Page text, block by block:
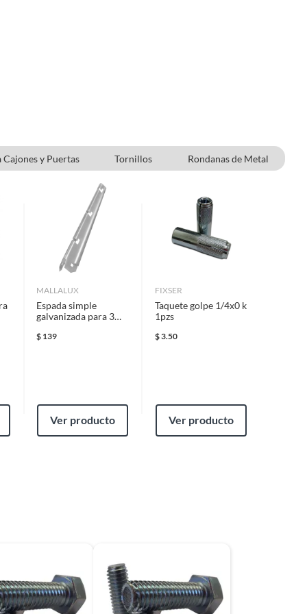
Cajones y Puertas Tornillos
Rondanas de Metal
MALLALUX
Espada simple
galvanizada para 3
$ 139
Ver producto
FIXSER
Taquete golpe 1/4x0 k
1pzs
$3.50
Ver producto